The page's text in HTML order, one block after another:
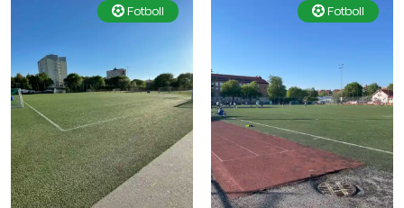
Fotboll Fotboll